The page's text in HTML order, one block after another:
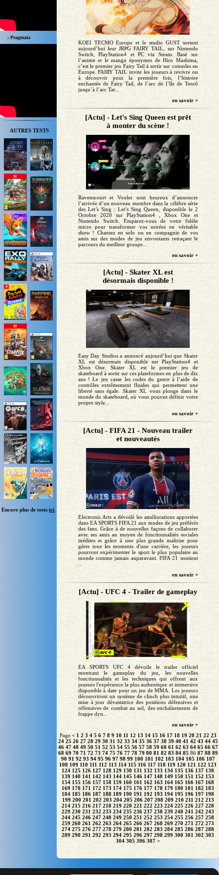
› Pragmata
AUTRES TESTS
Encore plus de testsici
KOEI TECMO Europe et le studio GUST sortent
aujourd’hui leur JRPG FAIRY TAIL, sur Nintendo
Switch, PlayStation4 et PC via Steam. Basé sur
l’anime et le manga éponymes de Hiro Mashima,
c’est le premier jeu Fairy Tail à sortir sur consoles en
Europe. FAIRY TAIL invite les joueurs à revivre ou
à découvrir pour la première fois, l’histoire
enchantée de Fairy Tail, de l’arc de l’île de Tenrô
jusqu’à l’arc Tar...
en savoir +
[Actu] - Let's Sing Queen est prêt
à monter du scène !
Ravenscourt et Voxler sont heureux d’annoncer
l’arrivée d’un nouveau membre dans la célèbre série
des Let’s Sing : Let’s Sing Queen, disponible le 2
Octobre 2020 sur PlayStation4 , Xbox One et
Nintendo Switch. Emparez-vous de votre fidèle
micro pour transformer vos soirées en véritable
show ! Chantez en solo ou en compagnie de vos
amis sur des modes de jeu envoutants retraçant le
parcours du meilleur groupe...
en savoir +
[Actu] - Skater XL est
désormais disponible !
Easy Day Studios a annoncé aujourd’hui que Skater
XL est désormais disponible sur PlayStation4 et
Xbox One. Skater XL est le premier jeu de
skateboard à sortir sur ces plateformes en plus de dix
ans ! Le jeu casse les codes du genre à l’aide de
contrôles extrêmement fluides qui permettent une
liberté sans égale. Skater XL vous plonge dans le
monde du skateboard, où vous pouvez définir votre
propre style...
en savoir +
[Actu] - FIFA 21 - Nouveau trailer
et nouveautés
Electronic Arts a dévoilé les améliorations apportées
dans EA SPORTS FIFA 21 aux modes de jeu préférés
des fans. Grâce à de nouvelles façons de collaborer
avec ses amis au moyen de fonctionnalités sociales
inédites et grâce à une plus grande maîtrise pour
gérer tous les moments d'une carrière, les joueurs
pourront expérimenter le sport le plus populaire au
monde comme jamais auparavant. FIFA 21 soutient
en savoir +
[Actu] - UFC 4 - Trailer de gameplay
EA SPORTS UFC 4 dévoile le trailer officiel
montrant le gameplay du jeu, les nouvelles
fonctionnalités et les techniques qui offrent aux
joueurs l'expérience la plus authentique et immersive
disponible à date pour un jeu de MMA. Les joueurs
découvriront un système de clinch plus intuitif, une
mise à jour dévastatrice des positions défensives et
offensives de combat au sol, des enchaînements de
frappe dyn...
en savoir +
Page < 1 2 3 4 5 6 7 8 9 10 11 12 13 14 15 16 17 18 19 20 21 22 23
24 25 26 27 28 29 30 31 32 33 34 35 36 37 38 39 40 41 42 43 44 45
46 47 48 49 50 51 52 53 54 55 56 57 58 59 60 61 62 63 64 65 66 67
68 69 70 71 72 73 74 75 76 77 78 79 80 81 82 83 84 85 86 87 88 89
90 91 92 93 94 95 96 97 98 99 100 101 102 103 104 105 106 107
108 109 110 111 112 113 114 115 116 117 118 119 120 121 122 123
124 125 126 127 128 129 130 131 132 133 134 135 136 137 138
139 140 141 142 143 144 145 146 147 148 149 150 151 152 153
154 155 156 157 158 159 160 161 162 163 164 165 166 167 168
169 170 171 172 173 174 175 176 177 178 179 180 181 182 183
184 185 186 187 188 189 190 191 192 193 194 195 196 197 198
199 200 201 202 203 204 205 206 207 208 209 210 211 212 213
214 215 216 217 218 219 220 221 222 223 224 225 226 227 228
229 230 231 232 233 234 235 236 237 238 239 240 241 242 243
244 245 246 247 248 249 250 251 252 253 254 255 256 257 258
259 260 261 262 263 264 265 266 267 268 269 270 271 272 273
274 275 276 277 278 279 280 281 282 283 284 285 286 287 288
289 290 291 292 293 294 295 296 297 298 299 300 301 302 303
304 305 306 307 >